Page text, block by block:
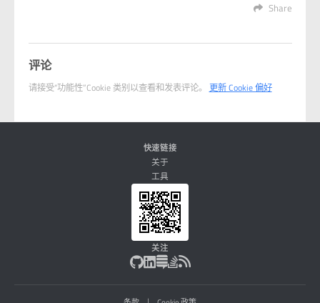
Share
评论
请接受“功能性”Cookie 类别以查看和发表评论。 更新 Cookie 偏好
快速链接
关于
工具
关注